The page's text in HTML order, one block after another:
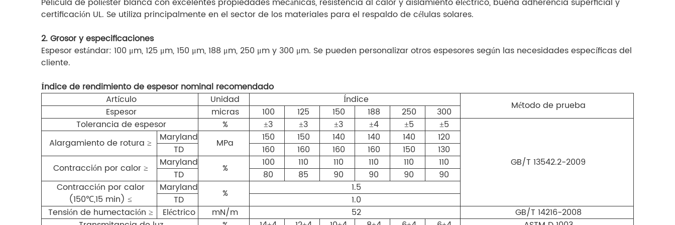
certificación UL. Se utiliza principalmente en el sector de los materiales para el respaldo de células solares.
2. Grosor y especificaciones
Espesor estándar: 100 μm, 125 μm, 150 μm, 188 μm, 250 μm y 300 μm. Se pueden personalizar otros espesores según las necesidades específicas del
cliente.
Índice de rendimiento de espesor nominal recomendado
Artículo
Unidad Índice Método de prueba
Espesor micras 100 125 150 188 250
300
Tolerancia de espesor
% ±3 ±3 ±3 ±4 ±5 ±5
GB/T 13542.2-2009
Alargamiento de rotura ≥ Maryland MPa 150 150 140 140 140
120
TD
160 160 160 160 150
130
Contracción por calor ≥
Maryland % 100 110 110 110 110
110
TD
80 85 90 90 90
90
Contracción por calor
(150℃,15 min) ≤
Maryland %
1.5
TD
1.0
Tensión de humectación ≥
Eléctrico mN/m 52
GB/T 14216-2008